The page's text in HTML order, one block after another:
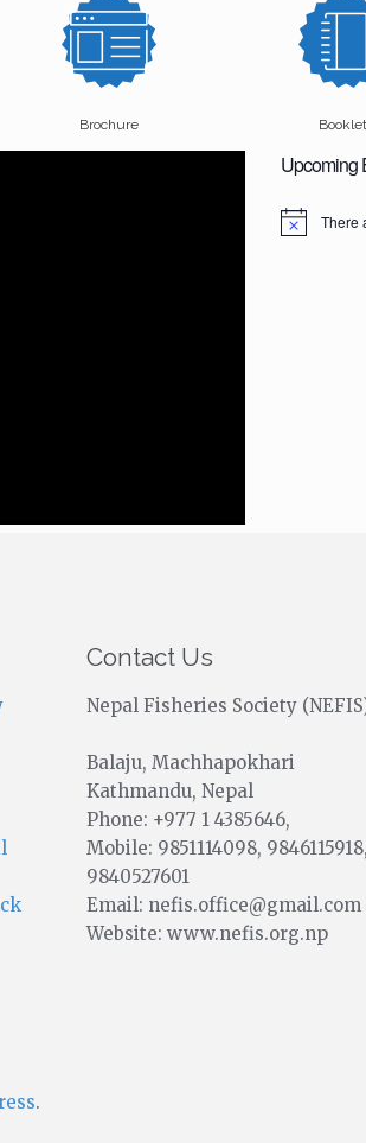
Brochure
Upcoming
N
There
Contact Us
Nepal Fisheries Society
Balaju, Machhapokhari
Kathmandu, Nepal
Phone: +977 1 4385646,
Mobile: 9851114098, 9846115918,
9840527601
Email: nefis.office@gmail.com
Website: www.nefis.org.np
.